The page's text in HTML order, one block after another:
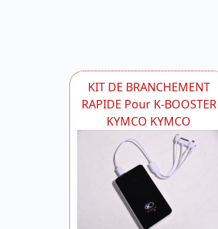
KIT DE BRANCHEMENT
RAPIDE Pour K-BOOSTER
KYMCO KYMCO